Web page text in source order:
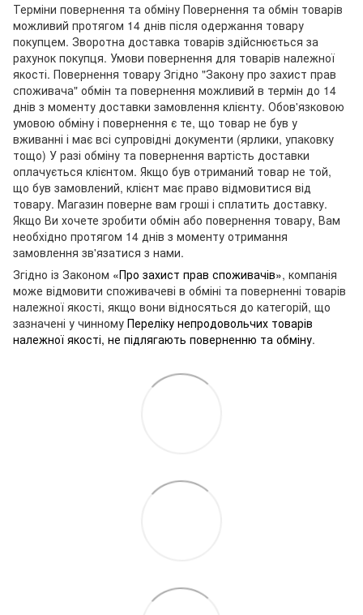
Терміни повернення та обміну Повернення та обмін товарів
можливий протягом 14 днів після одержання товару
покупцем. Зворотна доставка товарів здійснюється за
рахунок покупця. Умови повернення для товарів належної
якості. Повернення товару Згідно "Закону про захист прав
споживача" обмін та повернення можливий в термін до 14
днів з моменту доставки замовлення клієнту. Обов'язковою
умовою обміну і повернення є те, що товар не був у
вживанні і має всі супровідні документи (ярлики, упаковку
тощо) У разі обміну та повернення вартість доставки
оплачується клієнтом. Якщо був отриманий товар не той,
що був замовлений, клієнт має право відмовитися від
товару. Магазин поверне вам гроші і сплатить доставку.
Якщо Ви хочете зробити обмін або повернення товару, Вам
необхідно протягом 14 днів з моменту отримання
замовлення зв'язатися з нами.
Згідно із Законом «Про захист прав споживачів», компанія
може відмовити споживачеві в обміні та поверненні товарів
належної якості, якщо вони відносяться до категорій, що
зазначені у чинному Переліку непродовольчих товарів
належної якості, не підлягають поверненню та обміну.